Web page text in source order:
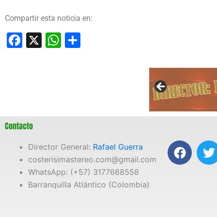
Compartir esta noticia en:
Facebook
X WhatsApp
Contacto
Director General: Rafael Guerra
costerisimastereo.com@gmail.com
WhatsApp: (+57) 3177668558
Barranquilla Atlántico (Colombia)
F
a
T